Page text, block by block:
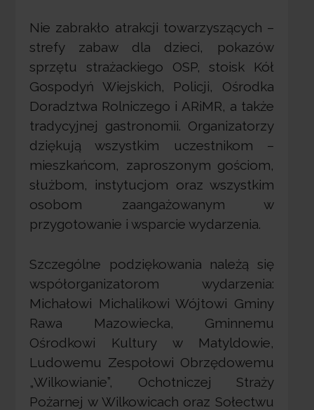
Nie zabrakło atrakcji towarzyszących –
strefy zabaw dla dzieci, pokazów
sprzętu strażackiego OSP, stoisk Kół
Gospodyń Wiejskich, Policji, Ośrodka
Doradztwa Rolniczego i ARiMR, a także
tradycyjnej gastronomii. Organizatorzy
dziękują wszystkim uczestnikom –
mieszkańcom, zaproszonym gościom,
służbom, instytucjom oraz wszystkim
osobom zaangażowanym w
przygotowanie i wsparcie wydarzenia.
Szczególne podziękowania należą się
współorganizatorom wydarzenia:
Michałowi Michalikowi Wójtowi Gminy
Rawa Mazowiecka, Gminnemu
Ośrodkowi Kultury w Matyldowie,
Ludowemu Zespołowi Obrzędowemu
„Wilkowianie”, Ochotniczej Straży
Pożarnej w Wilkowicach oraz Sołectwu